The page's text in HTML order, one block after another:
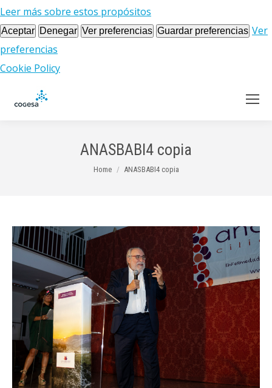
Leer más sobre estos propósitos
Aceptar Denegar Ver preferencias Guardar preferencias Ver
preferencias
Cookie Policy
ANASBABI4 copia
You are here:
Home ANASBABI4 copia